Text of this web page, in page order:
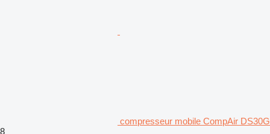
compresseur mobile CompAir DS30G
8